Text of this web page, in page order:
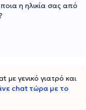
η ηλικία σας από
με γενικό γιατρό και
chat τώρα με το